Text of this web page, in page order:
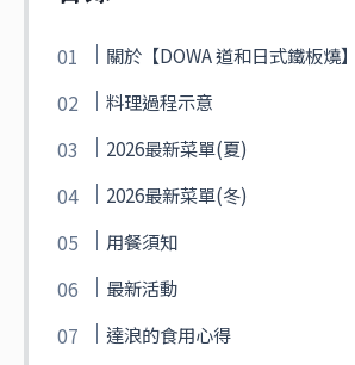
關於【DOWA 道和日式鐵板燒】
料理過程示意
2026最新菜單(夏)
2026最新菜單(冬)
用餐須知
最新活動
達浪的食用心得